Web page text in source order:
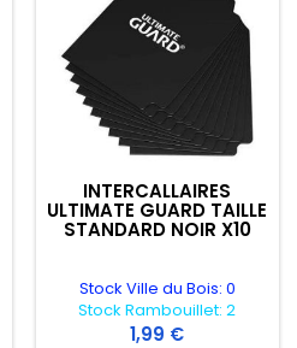
INTERCALLAIRES
ULTIMATE GUARD TAILLE
STANDARD NOIR X10
Stock Ville du Bois: 0
Stock Rambouillet: 2
1,99 €